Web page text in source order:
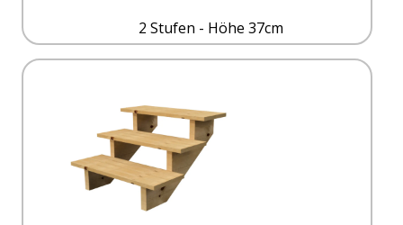
2 Stufen - Höhe 37cm